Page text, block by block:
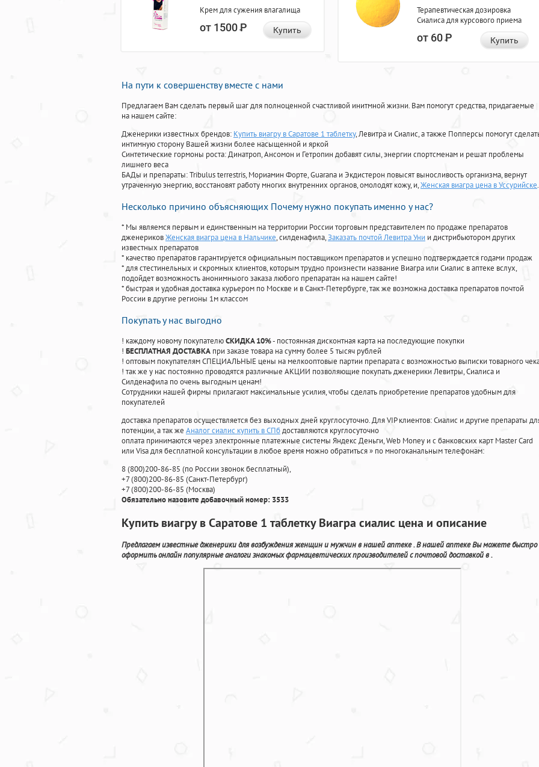
Крем для сужения влагалища
от 1500Р Купить
Терапевтическая дозировка
Сиалиса для курсового приема
от 60Р Купить
На пути к совершенству вместе с нами
Предлагаем Вам сделать первый шаг для полноценной счастливой инитмной жизни. Вам помогут средства, придагаемые
на нашем сайте:
Дженерики известных брендов: Купить виагру в Саратове 1 таблетку, Левитра и Сиалис, а также Попперсы помогут
интимную сторону Вашей жизни более насыщенной и яркой
Синтетические гормоны роста: Динатроп, Ансомон и Гетропин добавят силы, энергии спортсменам и решат проблемы
лишнего веса
БАДы и препараты:Tribulus terrestris, Мориамин Форте, Guarana и Экдистерон повысят выносливость организма, вернут
утраченную энергию, восстановят работу многих внутренних органов, омолодят кожу, и,Женская виагра цена в Уссурийске.
Несколько причино объясняющих Почему нужно покупать именно у нас?
* Мы являемся первым и единственным на территории России торговым представителем по продаже препаратов
дженериковЖенская виагра цена в Нальчике, силденафила,Заказать почтой Левитра Уни и дистрибьютором других
известных препаратов
* качество препаратов гарантируется официальным поставщиком препаратов и успешно подтверждается годами продаж
* для стестинельных и скромных клиентов, которым трудно произнести название Виагра или Сиалис в аптеке вслух,
подойдет возможность анонимныого заказа любого препаратан на нашем сайте!
* быстрая и удобная доставка курьером по Москве и в Санкт-Петербурге, так же возможна доставка препаратов почтой
России в другие регионы 1м классом
Покупать у нас выгодно
! каждому новому покупателюСКИДКА 10%- постоянная дисконтная карта на последующие покупки
! БЕСПЛАТНАЯ ДОСТАВКА при заказе товара на сумму более 5 тысяч рублей
! оптовым покупателям СПЕЦИАЛЬНЫЕ цены на мелкооптовые партии препарата с возможностью выписки товарного
! так же у нас постоянно проводятся различные АКЦИИ позволяющие покупать дженерики Левитры, Сиалиса и
Силденафила по очень выгодным ценам!
Cотрудники нашей фирмы прилагают максимальные усилия, чтобы сделать приобретение препаратов удобным для
покупателей
доставка препаратов осуществляется без выходных дней круглосуточно. Для VIP клиентов: Сиалис и другие препараты
потенции, а так же Аналог сиалис купить в СПбдоставляются круглосуточно
оплата принимаются через электронные платежные системы Яндекс Деньги, Web Money и с банковских карт Master Card
или Visa для бесплатной консультации в любое время можно обратиться» по многоканальным телефонам:
8(800)200-86-85 (по России звонок бесплатный),
+7(800)200-86-85 (Санкт-Петербург)
+7(800)200-86-85 (Москва)
Обязательно назовите добавочный номер: 3533
Купить виагру в Саратове 1 таблетку Виагра сиалис цена и описание
Предлагаем известные дженерики для возбуждения женщин и мужчин в нашей аптеке . В нашей аптеке Вы можете быстро
оформить онлайн популярные аналоги знакомых фармацевтических производителей с почтовой доставкой в .